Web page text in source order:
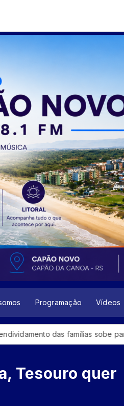
no Google e ganhe um adesivo
Programação Vídeos
famílias sobe para 82%, mas
Tesouro quer